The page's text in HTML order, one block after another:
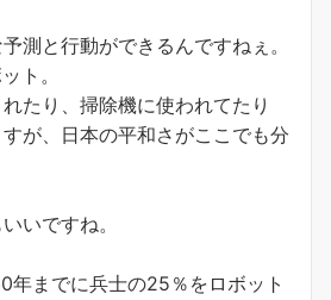
測と行動ができるんですねぇ。
ト。
たり、掃除機に使われてたり
が、日本の平和さがここでも分
いですね。
年までに兵士の25％をロボット